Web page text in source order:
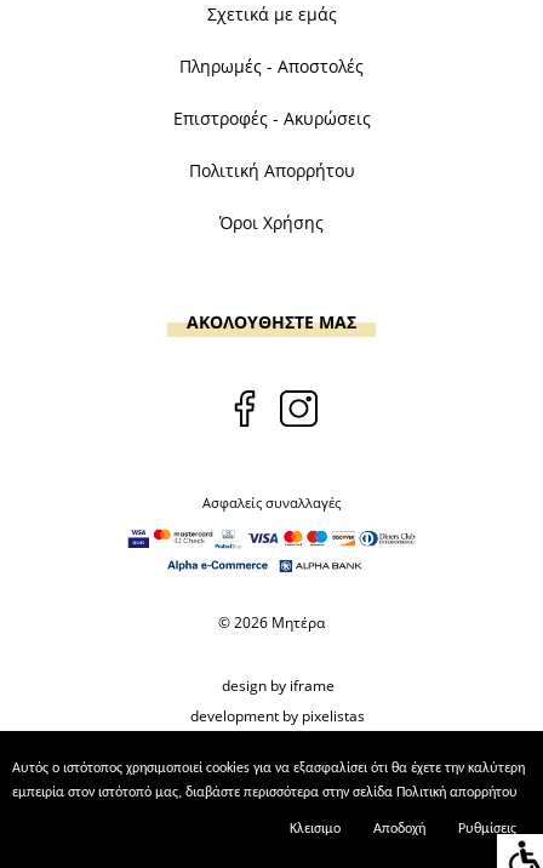
Σχετικά με εμάς
Πληρωμές - Αποστολές
Επιστροφές - Ακυρώσεις
Πολιτική Απορρήτου
Όροι Χρήσης
ΑΚΟΛΟΥΘΗΣΤΕ ΜΑΣ
Ασφαλείς συναλλαγές
© 2026 Μητέρα
design by iframe
development by pixelistas
Αυτός ο ιστότοπος χρησιμοποιεί cookies για να εξασφαλίσει ότι θα έχετε την καλύτερη
εμπειρία στον ιστότοπό μας, διαβάστε περισσότερα στην σελίδα Πολιτική απορρήτου
Κλεισιμο Αποδοχή Ρυθμίσεις